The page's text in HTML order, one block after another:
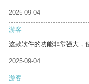
2025-09-04
游客
这款软件的功能非常强大，
2025-09-04
游客